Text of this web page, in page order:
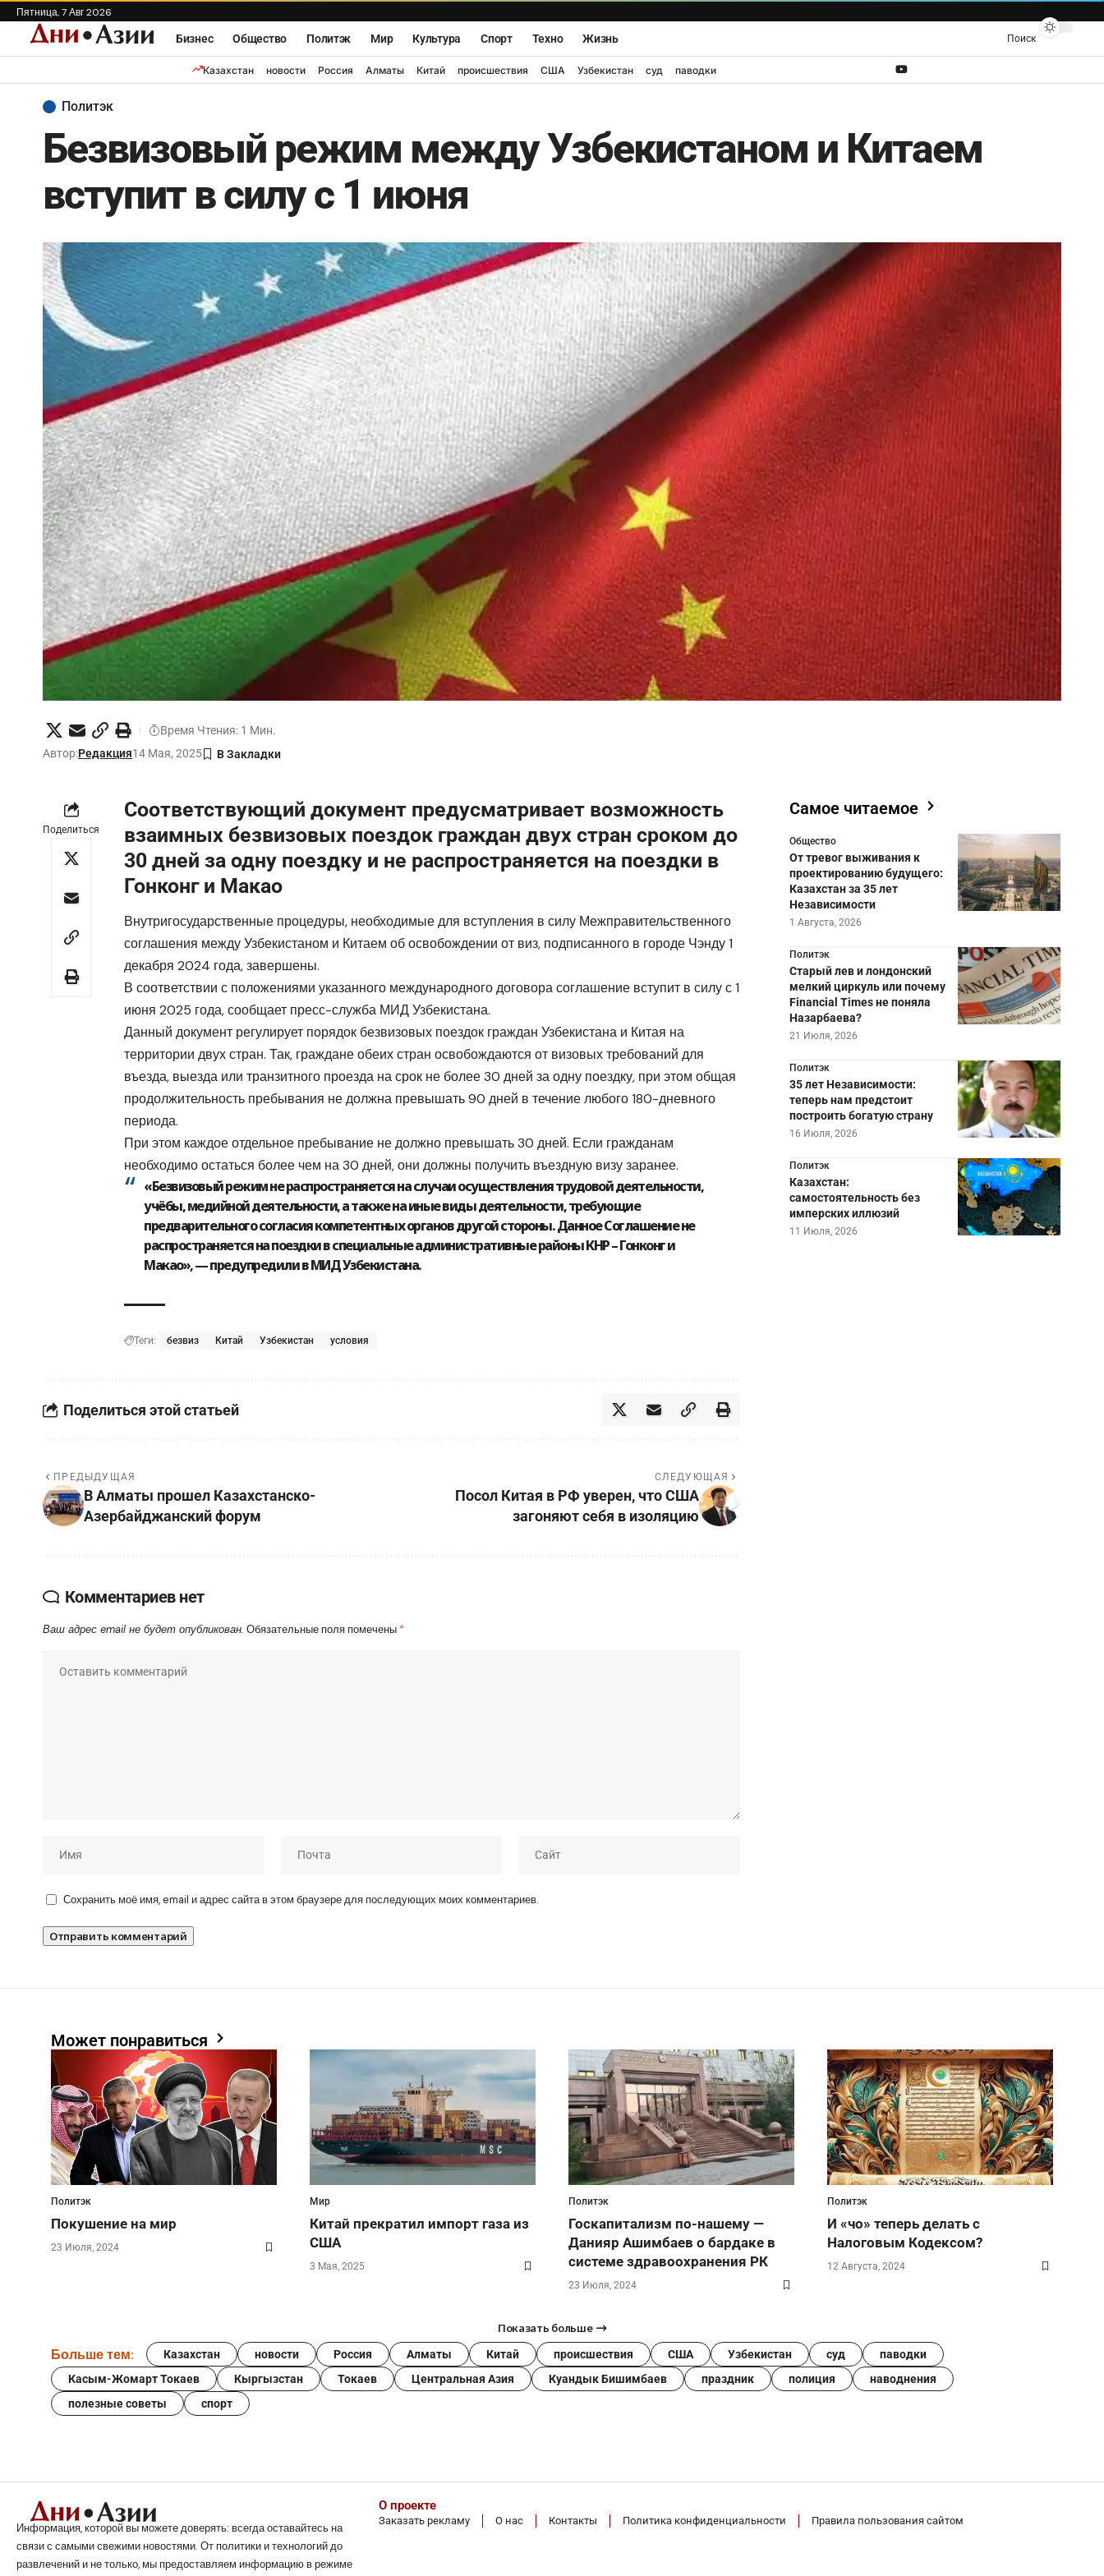
Пятница, 7 Авг 2026
Бизнес
Общество Политэк Мир Культура Спорт Техно Жизнь Поиск
Казахстан новости Россия Алматы Китай происшествия США Узбекистан суд паводки
Политэк
Безвизовый режим между Узбекистаном и Китаем
вступит в силу с 1 июня
Автор:Редакция14 Мая, 2025
Время Чтения: 1 Мин.
Поделиться
Соответствующий документ предусматривает возможность
взаимных безвизовых поездок граждан двух стран сроком до
30 дней за одну поездку и не распространяется на поездки в
Гонконг и Макао
Внутригосударственные процедуры, необходимые для вступления в силу Межправительственного
соглашения между Узбекистаном и Китаем об освобождении от виз, подписанного в городе Чэнду 1
декабря 2024 года, завершены.
В соответствии с положениями указанного международного договора соглашение вступит в силу с 1
июня 2025 года, сообщает пресс-служба МИД Узбекистана.
Данный документ регулирует порядок безвизовых поездок граждан Узбекистана и Китая на
территории двух стран. Так, граждане обеих стран освобождаются от визовых требований для
въезда, выезда или транзитного проезда на срок не более 30 дней за одну поездку, при этом общая
продолжительность пребывания не должна превышать 90 дней в течение любого 180-дневного
периода.
При этом каждое отдельное пребывание не должно превышать 30 дней. Если гражданам
необходимо остаться более чем на 30 дней, они должны получить въездную визу заранее.
«Безвизовый режим не распространяется на случаи осуществления трудовой деятельности,
учёбы, медийной деятельности, а также на иные виды деятельности, требующие
предварительного согласия компетентных органов другой стороны. Данное Соглашение не
распространяется на поездки в специальные административные районы КНР – Гонконг и
Макао», — предупредили в МИД Узбекистана.
Теги: безвиз Китай Узбекистан условия
Поделиться этой статьей
ПРЕДЫДУЩАЯ
В Алматы прошел Казахстанско-
Азербайджанский форум
СЛЕДУЮЩАЯ
Посол Китая в РФ уверен, что США
загоняют себя в изоляцию
Комментариев нет
Ваш адрес email не будет опубликован. Обязательные поля помечены *
Сохранить моё имя, email и адрес сайта в этом браузере для последующих моих комментариев.
Самое читаемое
Общество
От тревог выживания к
проектированию будущего:
Казахстан за 35 лет
Независимости
1 Августа, 2026
Политэк
Старый лев и лондонский
мелкий циркуль или почему
Financial Times не поняла
Назарбаева?
21 Июля, 2026
Политэк
35 лет Независимости:
теперь нам предстоит
построить богатую страну
16 Июля, 2026
Политэк
Казахстан:
самостоятельность без
имперских иллюзий
11 Июля, 2026
Может понравиться
Политэк
Покушение на мир
23 Июля, 2024
Мир
Китай прекратил импорт газа из
США
3 Мая, 2025
Политэк
Госкапитализм по-нашему —
Данияр Ашимбаев о бардаке в
системе здравоохранения РК
23 Июля, 2024
Политэк
И «чо» теперь делать с
Налоговым Кодексом?
12 Августа, 2024
Показать больше
Больше тем: Казахстан новости Россия Алматы Китай происшествия США Узбекистан суд
паводки
Касым-Жомарт Токаев
Кыргызстан Токаев Центральная Азия Куандык Бишимбаев праздник полиция
наводнения
полезные советы
спорт
Информация, которой вы можете доверять: всегда оставайтесь на
связи с самыми свежими новостями. От политики и технологий до
развлечений и не только, мы предоставляем информацию в режиме
О проекте
Заказать рекламу О нас Контакты Политика конфиденциальности Правила пользования сайтом